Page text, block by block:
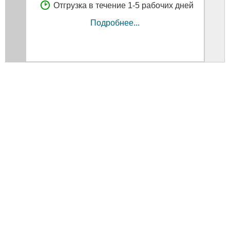
Отгрузка в течение 1-5 рабочих дней
Подробнее...